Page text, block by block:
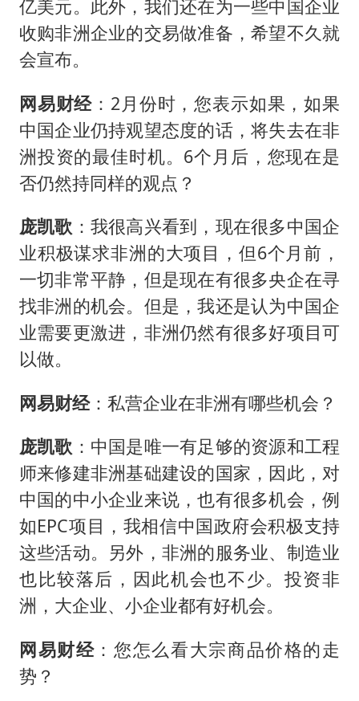
亿美元。此外，我们还在为一些中国企业
收购非洲企业的交易做准备，希望不久就
会宣布。
网易财经 ：2月份时，您表示如果，如果
中国企业仍持观望态度的话，将失去在非
洲投资的最佳时机。6个月后，您现在是
否仍然持同样的观点？
庞凯歌 ：我很高兴看到，现在很多中国企
业积极谋求非洲的大项目，但6个月前，
一切非常平静，但是现在有很多央企在寻
找非洲的机会。但是，我还是认为中国企
业需要更激进，非洲仍然有很多好项目可
以做。
网易财经：私营企业在非洲有哪些机会？
庞凯歌 ：中国是唯一有足够的资源和工程
师来修建非洲基础建设的国家，因此，对
中国的中小企业来说，也有很多机会，例
如EPC项目，我相信中国政府会积极支持
这些活动。另外，非洲的服务业、制造业
也比较落后，因此机会也不少。投资非
洲，大企业、小企业都有好机会。
网易财经 ：您怎么看大宗商品价格的走
势？